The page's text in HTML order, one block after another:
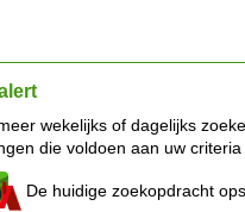
wekelijks of dagelijks
die voldoen aan uw criteria
De huidige zoekopdracht